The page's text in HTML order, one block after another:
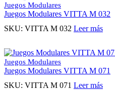
Juegos Modulares
Juegos Modulares VITTA M 032
SKU: VITTA M 032 Leer más
Juegos Modulares
Juegos Modulares VITTA M 071
SKU: VITTA M 071 Leer más